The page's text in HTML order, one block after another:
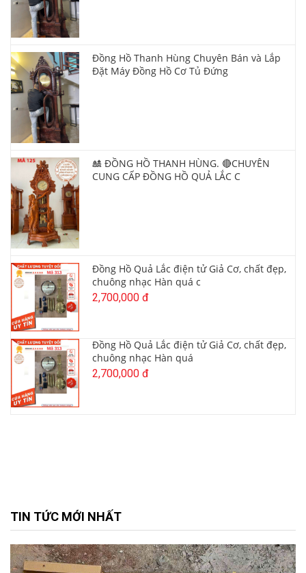
Đồng Hồ Thanh Hùng Chuyên Bán và Lắp
Đặt Máy Đồng Hồ Cơ Tủ Đứng
🎎 ĐỒNG HỒ THANH HÙNG. 🔴CHUYÊN
CUNG CẤP ĐỒNG HỒ QUẢ LẮC C
Đồng Hồ Quả Lắc điện tử Giả Cơ, chất đẹp,
chuông nhạc Hàn quá c
2,700,000 đ
Đồng Hồ Quả Lắc điện tử Giả Cơ, chất đẹp,
chuông nhạc Hàn quá
2,700,000 đ
TIN TỨC MỚI NHẤT